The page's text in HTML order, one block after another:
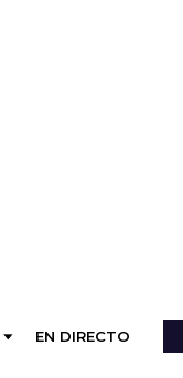
EN DIRECTO